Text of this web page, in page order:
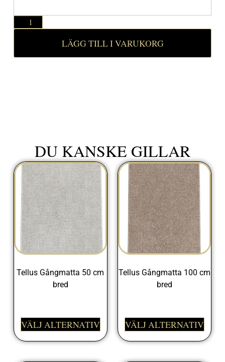
LÄGG TILL I VARUKORG
Tellus Gångmatta 50 cm
bred
VÄLJ ALTERNATIV
Tellus Gångmatta 100 cm
bred
VÄLJ ALTERNATIV
DU KANSKE GILLAR